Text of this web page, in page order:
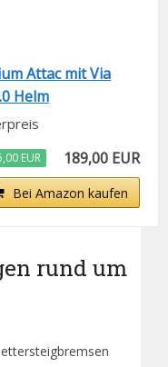
Attac mit Via
Helm
EUR 189,00 EUR
Bei Amazon kaufen
rund um